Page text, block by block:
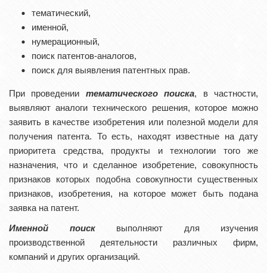
тематический,
именной,
нумерационный,
поиск патентов-аналогов,
поиск для выявления патентных прав.
При проведении тематического поиска, в частности,
выявляют аналоги технического решения, которое можно
заявить в качестве изобретения или полезной модели для
получения патента. То есть, находят известные на дату
приоритета средства, продукты и технологии того же
назначения, что и сделанное изобретение, совокупность
признаков которых подобна совокупности существенных
признаков, изобретения, на которое может быть подана
заявка на патент.
Именной поисквыполняют для изучения
производственной деятельности различных фирм,
компаний и других организаций.